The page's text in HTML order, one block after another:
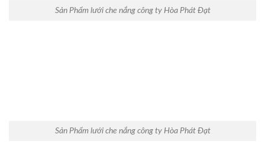
Sản Phẩm lưới che nắng công ty Hòa Phát Đạt
Sản Phẩm lưới che nắng công ty Hòa Phát Đạt